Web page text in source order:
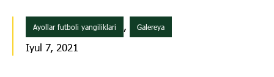
Ayollar futboli yangiliklari , Galereya
Iyul 7, 2021